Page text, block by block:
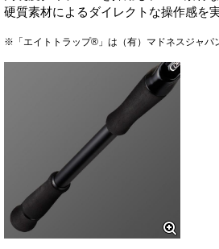
硬質素材によるダイレクトな操作感を実
※「エイトトラップ®」は（有）マドネスジャパ